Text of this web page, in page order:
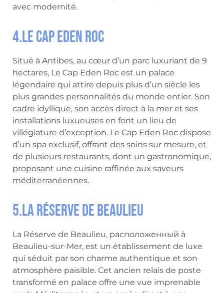
avec modernité.
4.Le Cap Eden Roc
Situé à Antibes, au cœur d’un parc luxuriant de 9
hectares, Le Cap Eden Roc est un palace
légendaire qui attire depuis plus d’un siècle les
plus grandes personnalités du monde entier. Son
cadre idyllique, son accès direct à la mer et ses
installations luxueuses en font un lieu de
villégiature d’exception. Le Cap Eden Roc dispose
d’un spa exclusif, offrant des soins sur mesure, et
de plusieurs restaurants, dont un gastronomique,
proposant une cuisine raffinée aux saveurs
méditerranéennes.
5.La Réserve de Beaulieu
La Réserve de Beaulieu, расположенный à
Beaulieu-sur-Mer, est un établissement de luxe
qui séduit par son charme authentique et son
atmosphère paisible. Cet ancien relais de poste
transformé en palace offre une vue imprenable